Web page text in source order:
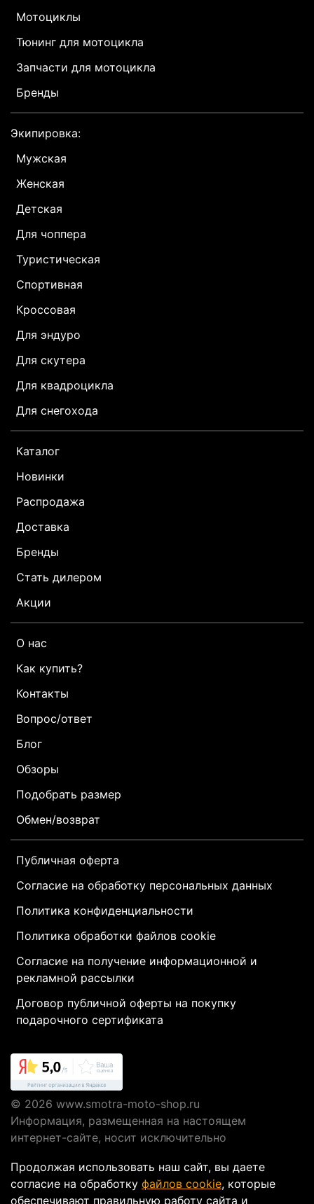
Мотоциклы
Тюнинг для мотоцикла
Запчасти для мотоцикла
Бренды
Экипировка:
Мужская
Женская
Детская
Для чоппера
Туристическая
Спортивная
Кроссовая
Для эндуро
Для скутера
Для квадроцикла
Для снегохода
Каталог
Новинки
Распродажа
Доставка
Бренды
Стать дилером
Акции
О нас
Как купить?
Контакты
Вопрос/ответ
Блог
Обзоры
Подобрать размер
Обмен/возврат
Публичная оферта
Согласие на обработку персональных данных
Политика конфиденциальности
Политика обработки файлов cookie
Согласие на получение информационной и
рекламной рассылки
Договор публичной оферты на покупку
подарочного сертификата
© 2026 www.smotra-moto-shop.ru
Информация, размещенная на настоящем
интернет-сайте, носит исключительно
публичной офертой, определяемой положениями
Статьи 437 ГК РФ.
Продолжая использовать наш сайт, вы даете
согласие на обработку файлов cookie, которые
обеспечивают правильную работу сайта и